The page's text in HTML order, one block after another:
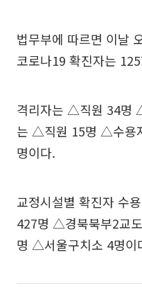
법무부에 따르면 이날
코로나19 확진자는
격리자는 △직원 34명
는 △직원 15명 △수용
명이다.
교정시설별 확진자 수
427명 △경북북부2교
명 △서울구치소 4명이